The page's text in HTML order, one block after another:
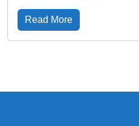
Read More